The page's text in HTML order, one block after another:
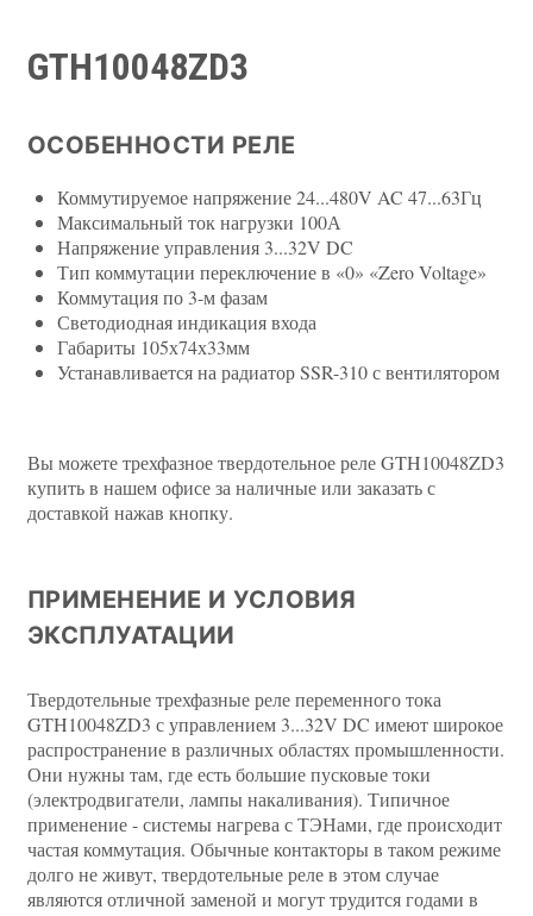
GTH10048ZD3
ОСОБЕННОСТИ РЕЛЕ
Коммутируемое напряжение 24...480V AC 47...63Гц
Максимальный ток нагрузки 100А
Напряжение управления 3...32V DC
Тип коммутации переключение в «0» «Zero Voltage»
Коммутация по 3-м фазам
Светодиодная индикация входа
Габариты 105х74х33мм
Устанавливается на радиатор SSR-310 с вентилятором
Вы можете трехфазное твердотельное реле GTH10048ZD3
купить в нашем офисе за наличные или заказать с
доставкой нажав кнопку.
ПРИМЕНЕНИЕ И УСЛОВИЯ
ЭКСПЛУАТАЦИИ
Твердотельные трехфазные реле переменного тока
GTH10048ZD3 с управлением 3...32V DC имеют широкое
распространение в различных областях промышленности.
Они нужны там, где есть большие пусковые токи
(электродвигатели, лампы накаливания). Типичное
применение - системы нагрева с ТЭНами, где происходит
частая коммутация. Обычные контакторы в таком режиме
долго не живут, твердотельные реле в этом случае
являются отличной заменой и могут трудится годами в